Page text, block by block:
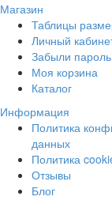
Магазин
Таблицы
Личный
Забыли
Моя корзина
Каталог
Информация
Политика
данных
Политика
Отзывы
Блог